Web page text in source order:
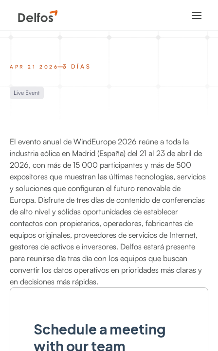
APR 21 2026 3 DÍAS
Live Event
El evento anual de WindEurope 2026 reúne a toda la
industria eólica en Madrid (España) del 21 al 23 de abril de
2026, con más de 15 000 participantes y más de 500
expositores que muestran las últimas tecnologías, servicios
y soluciones que configuran el futuro renovable de
Europa. Disfrute de tres días de contenido de conferencias
de alto nivel y sólidas oportunidades de establecer
contactos con propietarios, operadores, fabricantes de
equipos originales, proveedores de servicios de Internet,
gestores de activos e inversores. Delfos estará presente
para reunirse día tras día con los equipos que buscan
convertir los datos operativos en prioridades más claras y
en decisiones más rápidas.